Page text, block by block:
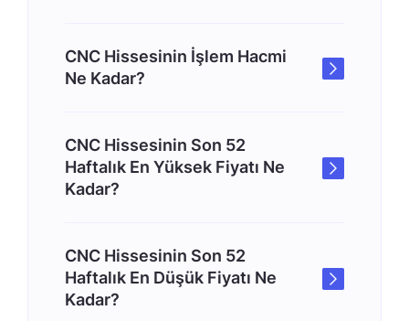
CNC Hissesinin İşlem Hacmi
Ne Kadar?
CNC Hissesinin Son 52
Haftalık En Yüksek Fiyatı Ne
Kadar?
CNC Hissesinin Son 52
Haftalık En Düşük Fiyatı Ne
Kadar?